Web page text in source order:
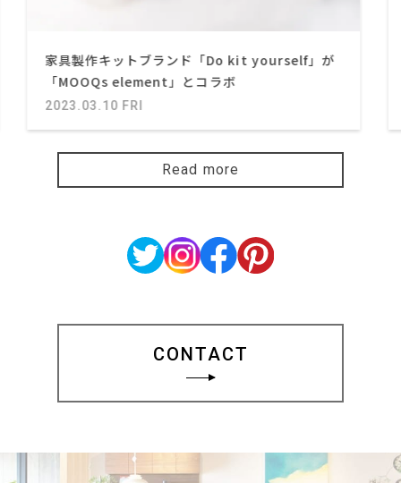
家具製作キットブランド「Do kit yourself」が
「MOOQs element」とコラボ
2023.03.10 FRI
Read more
CONTACT